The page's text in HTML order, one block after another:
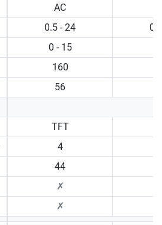
AC
0.5 - 24
0 - 15
160
56
TFT
4
44
✗
✗